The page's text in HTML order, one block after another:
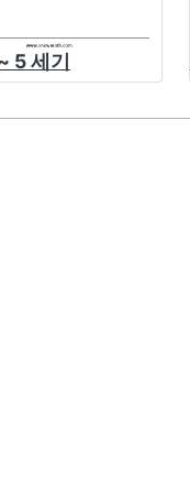
5 세기